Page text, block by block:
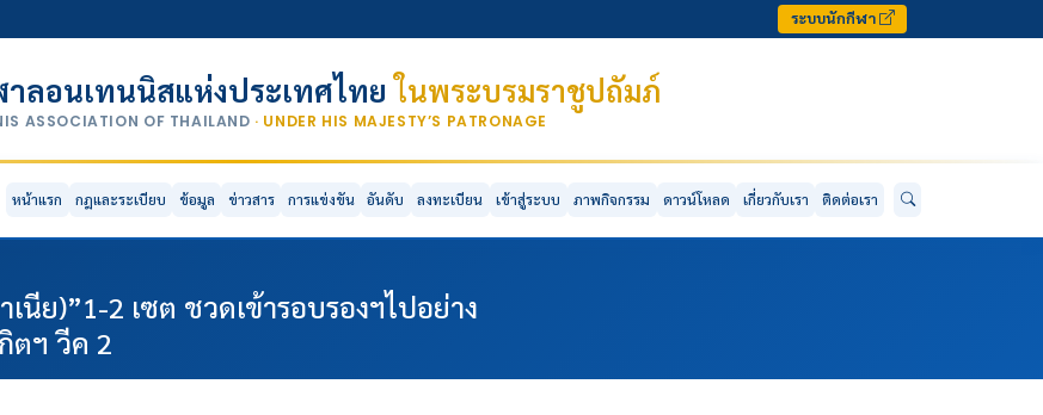
ระบบนักกีฬา
ลอนเทนนิสแห่งประเทศไทยในพระบรมราชูปถัมภ์
ASSOCIATION OF THAILAND · UNDER HIS MAJESTY’S PATRONAGE
หน้าแรก กฎและระเบียบ ข้อมูล ข่าวสาร การแข่งขัน อันดับ ลงทะเบียน เข้าสู่ระบบ ภาพกิจกรรม ดาวน์โหลด เกี่ยวกับเรา ติดต่อเรา
นีย)”1-2 เซต ชวดเข้ารอบรองฯไปอย่าง
ตฯ วีค 2